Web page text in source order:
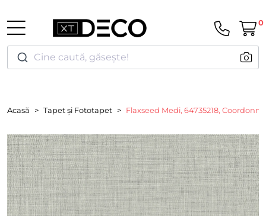
Cine caută, găsește!
0
Acasă Tapet și Fototapet Flaxseed Medi, 64735218, Coordonne